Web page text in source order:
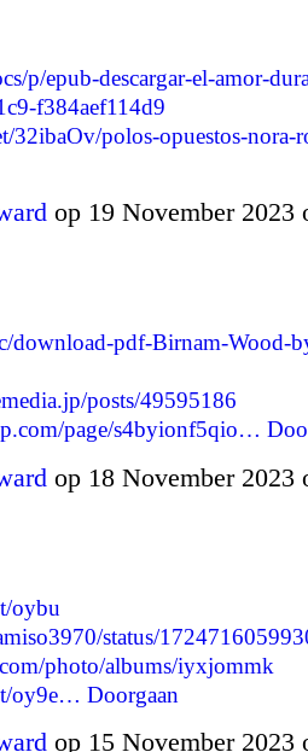
p/epub-descargar-el-amor-
f384aef114d9
32ibaOv/polos-opuestos-
op 19 November
download-pdf-Birnam-Wood-
posts/49595186
page/s4byionf5qio…
op 18 November
oybu
status/
photo/albums/iyxjommk
oy9e… Doorgaan
op 15 November